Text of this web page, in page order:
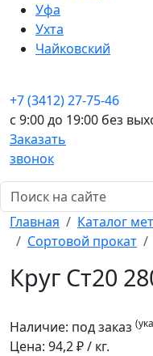
Уфа
Ухта
Чайковский
+7 (3412) 27-75-46
c 9:00 до 19:00 без
Заказать
звонок
Главная
Каталог
Сортовой прокат
Круг Ст20
Наличие: под заказ
Цена: 94,2₽ / кг.